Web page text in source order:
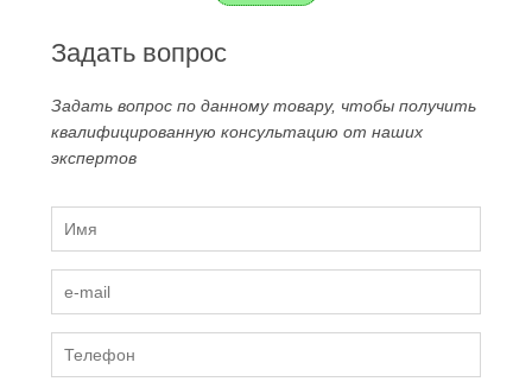
Задать вопрос
Задать вопрос по данному товару, чтобы получить
квалифицированную консультацию от наших
экспертов